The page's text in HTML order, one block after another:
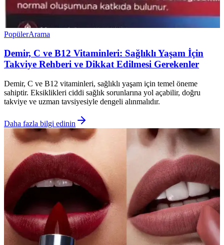
PopülerArama
Demir, C ve B12 Vitaminleri: Sağlıklı Yaşam İçin
Takviye Rehberi ve Dikkat Edilmesi Gerekenler
Demir, C ve B12 vitaminleri, sağlıklı yaşam için temel öneme
sahiptir. Eksiklikleri ciddi sağlık sorunlarına yol açabilir, doğru
takviye ve uzman tavsiyesiyle dengeli alınmalıdır.
Daha fazla bilgi edinin